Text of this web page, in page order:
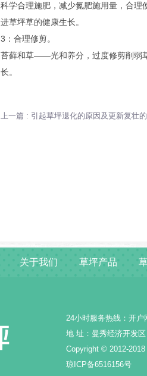
科学合理施肥，减少氮肥施用量，合理
进草坪草的健康生长。
3：合理修剪。
苔藓和草——光和养分，过度修剪削弱
长。
上一篇 : 引起草坪退化的原因及更新复壮
关于我们 草坪产品
24小时服务热线：开户
地 址：曼秀经济开发区
Copyright © 2012-
琼ICP备6516156号